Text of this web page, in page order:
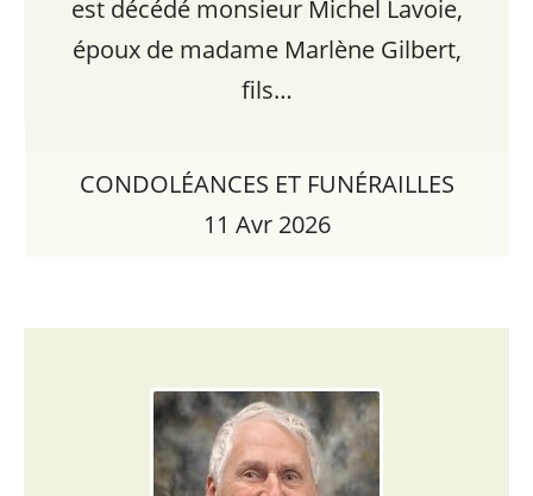
est décédé monsieur Michel Lavoie,
époux de madame Marlène Gilbert,
fils…
CONDOLÉANCES ET FUNÉRAILLES
11 Avr 2026